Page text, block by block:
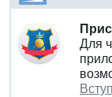
Для